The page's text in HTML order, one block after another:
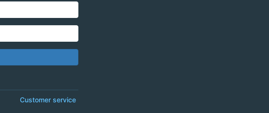
Customer service